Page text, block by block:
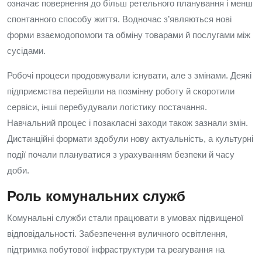
означає повернення до більш ретельного планування і менш
спонтанного способу життя. Водночас з’являються нові
форми взаємодопомоги та обміну товарами й послугами між
сусідами.
Робочі процеси продовжували існувати, але з змінами. Деякі
підприємства перейшли на позмінну роботу й скоротили
сервіси, інші перебудували логістику постачання.
Навчальний процес і позакласні заходи також зазнали змін.
Дистанційні формати здобули нову актуальність, а культурні
події почали плануватися з урахуванням безпеки й часу
доби.
Роль комунальних служб
Комунальні служби стали працювати в умовах підвищеної
відповідальності. Забезпечення вуличного освітлення,
підтримка побутової інфраструктури та реагування на